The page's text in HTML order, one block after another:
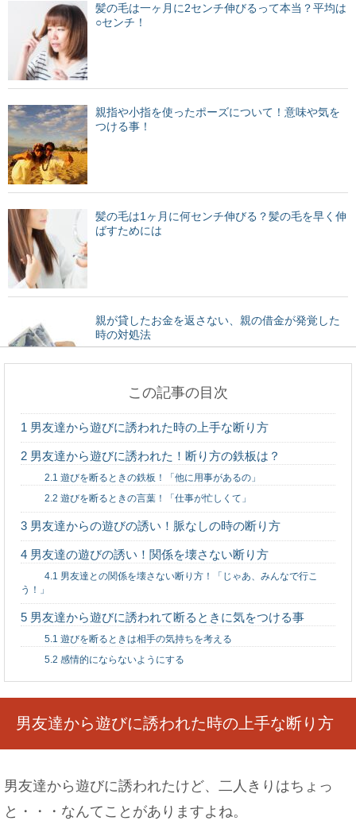
髪の毛は一ヶ月に2センチ伸びるって本当？平均は
○センチ！
親指や小指を使ったポーズについて！意味や気を
つける事！
髪の毛は1ヶ月に何センチ伸びる？髪の毛を早く伸
ばすためには
親が貸したお金を返さない、親の借金が発覚した
時の対処法
買った服を返品、交換したいと思うときにまず読
ピアスの穴がふさがる期間は？ふさがった時の対
処法もご紹介！
カナヘビを初めて飼育する人は、与えるエサにつ
いて理解しよう
い人の特徴
この記事の目次
1 男友達から遊びに誘われた時の上手な断り方
2 男友達から遊びに誘われた！断り方の鉄板は？
2.1 遊びを断るときの鉄板！「他に用事があるの」
2.2 遊びを断るときの言葉！「仕事が忙しくて」
3 男友達からの遊びの誘い！脈なしの時の断り方
4 男友達の遊びの誘い！関係を壊さない断り方
4.1 男友達との関係を壊さない断り方！「じゃあ、みんなで行こ
う！」
5 男友達から遊びに誘われて断るときに気をつける事
5.1 遊びを断るときは相手の気持ちを考える
5.2 感情的にならないようにする
男友達から遊びに誘われた時の上手な断り方
男友達から遊びに誘われたけど、二人きりはちょっ
と・・・なんてことがありますよね。